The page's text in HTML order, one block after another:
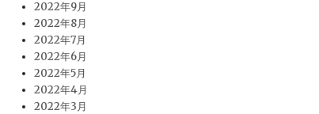
2022年9月
2022年8月
2022年7月
2022年6月
2022年5月
2022年4月
2022年3月